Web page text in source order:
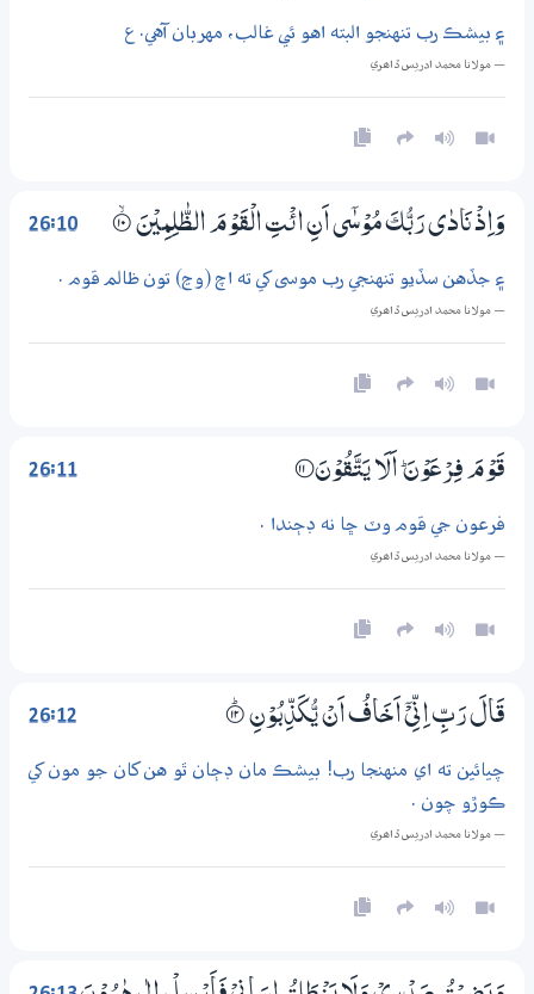
۽ بيشڪ رب تنهنجو البته اهو ئي غالب، مهربان آهي. ع
— مولانا محمد ادريس ڏاھري
26:10 وَاِذْ نَادٰي رَبُّكَ مُوْسٰٓي اَنِ ائْتِ الْقَوْمَ الظّٰلِمِيْنَ ۝ۙ10
۽ جڏهن سڏيو تنهنجي رب موسى کي ته اچ (وڃ) تون ظالم قوم .
— مولانا محمد ادريس ڏاھري
26:11 قَوْمَ فِرْعَوْنَ ۭ اَلَا يَتَّقُوْنَ ؀11
فرعون جي قوم وٽ ڇا نه ڊڄندا .
— مولانا محمد ادريس ڏاھري
26:12 قَالَ رَبِّ اِنِّىْٓ اَخَافُ اَنْ يُّكَذِّبُوْنِ ۝ۭ12
چيائين ته اي منهنجا رب! بيشڪ مان ڊڄان ٿو هن کان جو مون کي
ڪوڙو چون .
— مولانا محمد ادريس ڏاھري